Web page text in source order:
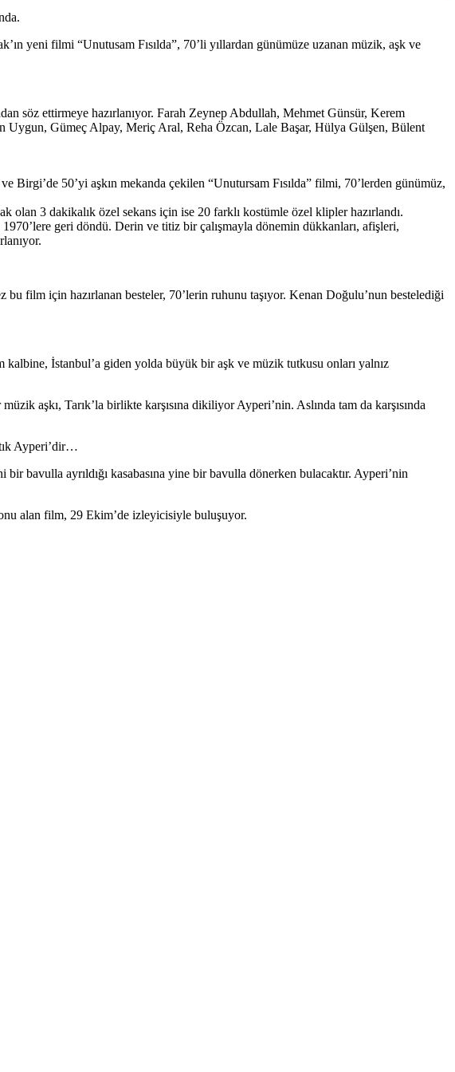
yeni filmi “Unutusam Fısılda”, 70’li yıllardan günümüze uzanan müzik, aşk ve
söz ettirmeye hazırlanıyor. Farah Zeynep Abdullah, Mehmet Günsür, Kerem
Uygun, Gümeç Alpay, Meriç Aral, Reha Özcan, Lale Başar, Hülya Gülşen, Bülent
Birgi’de 50’yi aşkın mekanda çekilen “Unutursam Fısılda” filmi, 70’lerden günümüz,
olan 3 dakikalık özel sekans için ise 20 farklı kostümle özel klipler hazırlandı.
1970’lere geri döndü. Derin ve titiz bir çalışmayla dönemin dükkanları, afişleri,
film için hazırlanan besteler, 70’lerin ruhunu taşıyor. Kenan Doğulu’nun bestelediği
İstanbul’a giden yolda büyük bir aşk ve müzik tutkusu onları yalnız
aşkı, Tarık’la birlikte karşısına dikiliyor Ayperi’nin. Aslında tam da karşısında
Ayperi’dir…
bavulla ayrıldığı kasabasına yine bir bavulla dönerken bulacaktır. Ayperi’nin
alan film, 29 Ekim’de izleyicisiyle buluşuyor.